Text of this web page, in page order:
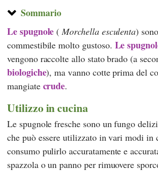
Sommario
Le spugnole ( Morchella esculenta)
commestibile molto gustoso. Le
vengono raccolte allo stato brado (a
biologiche), ma vanno cotte prima del
mangiate crude.
Utilizzo in cucina
Le spugnole fresche sono un fungo
che può essere utilizzato in vari modi in
consumo pulirlo accuratamente e
spazzola o un panno per rimuovere